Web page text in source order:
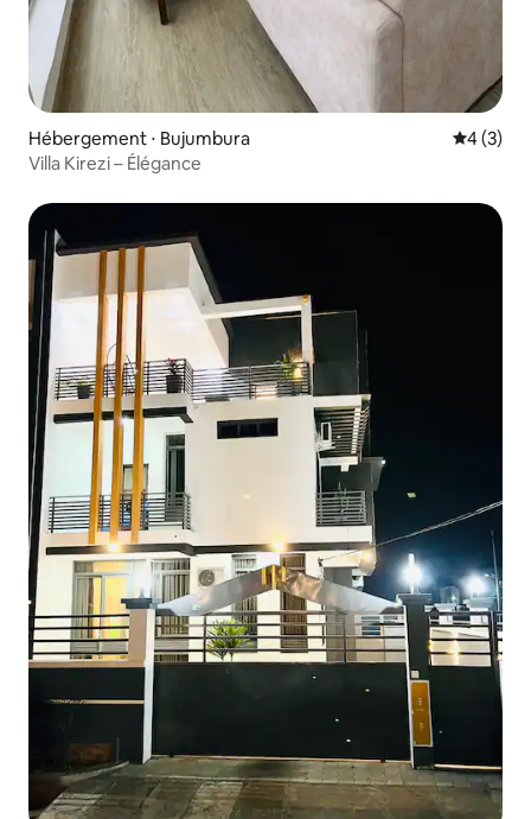
Hébergement ⋅ Bujumbura
4 (3)
Villa Kirezi – Élégance